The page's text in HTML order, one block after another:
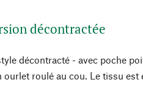
décontractée
décontracté - avec poche
ourlet roulé au cou. Le tissu est